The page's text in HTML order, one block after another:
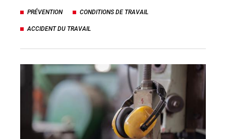
PRÉVENTION CONDITIONS DE TRAVAIL
ACCIDENT DU TRAVAIL